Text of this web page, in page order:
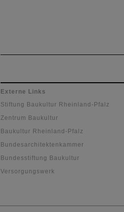
Externe Links
Stiftung Baukultur Rheinland-Pfalz
Zentrum Baukultur
Baukultur Rheinland-Pfalz
Bundesarchitektenkammer
Bundesstiftung Baukultur
Versorgungswerk